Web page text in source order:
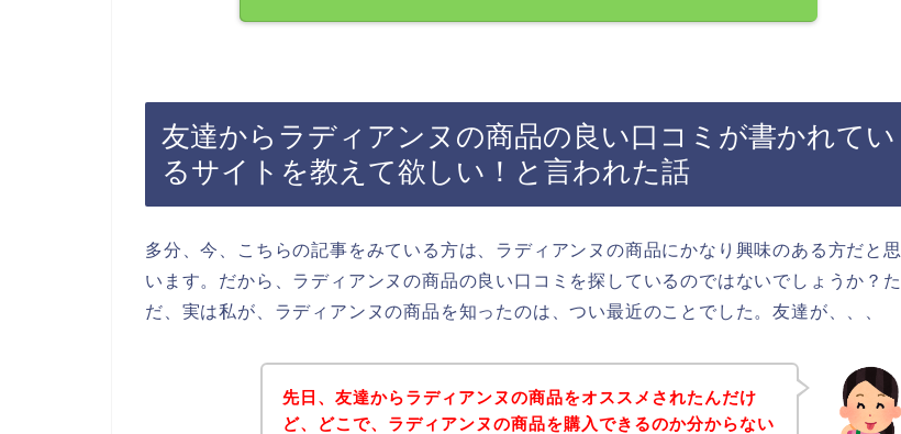
友達からラディアンヌの商品の良い口コミが書かれてい
るサイトを教えて欲しい！と言われた話
多分、今、こちらの記事をみている方は、ラディアンヌの商品にかなり興味のある方だと思
います。だから、ラディアンヌの商品の良い口コミを探しているのではないでしょうか？た
だ、実は私が、ラディアンヌの商品を知ったのは、つい最近のことでした。友達が、、、
先日、友達からラディアンヌの商品をオススメされたんだけ
ど、どこで、ラディアンヌの商品を購入できるのか分からない